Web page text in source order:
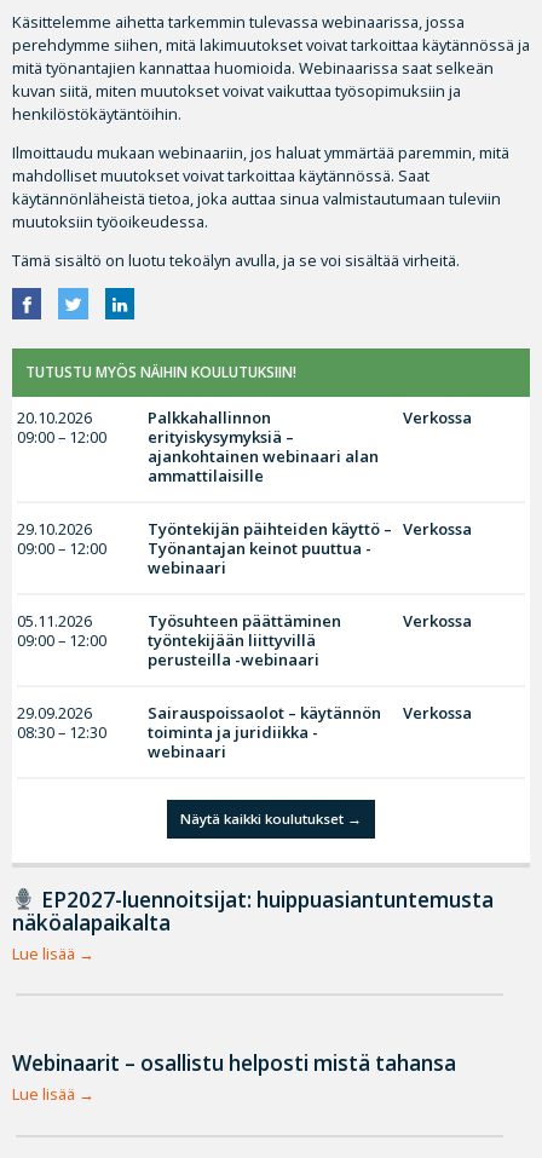
Käsittelemme aihetta tarkemmin tulevassa webinaarissa, jossa
perehdymme siihen, mitä lakimuutokset voivat tarkoittaa käytännössä ja
mitä työnantajien kannattaa huomioida. Webinaarissa saat selkeän
kuvan siitä, miten muutokset voivat vaikuttaa työsopimuksiin ja
henkilöstökäytäntöihin.
Ilmoittaudu mukaan webinaariin, jos haluat ymmärtää paremmin, mitä
mahdolliset muutokset voivat tarkoittaa käytännössä. Saat
käytännönläheistä tietoa, joka auttaa sinua valmistautumaan tuleviin
muutoksiin työoikeudessa.
Tämä sisältö on luotu tekoälyn avulla, ja se voi sisältää virheitä.
TUTUSTU MYÖS NÄIHIN KOULUTUKSIIN!
20.10.2026
09:00 – 12:00
Palkkahallinnon
erityiskysymyksiä –
ajankohtainen webinaari alan
ammattilaisille
Verkossa
29.10.2026
09:00 – 12:00
Työntekijän päihteiden käyttö –
Työnantajan keinot puuttua -
webinaari
Verkossa
05.11.2026
09:00 – 12:00
Työsuhteen päättäminen
työntekijään liittyvillä
perusteilla -webinaari
Verkossa
29.09.2026
08:30 – 12:30
Sairauspoissaolot – käytännön
toiminta ja juridiikka -
webinaari
Verkossa
Näytä kaikki koulutukset
EP2027-luennoitsijat: huippuasiantuntemusta
näköalapaikalta
Lue lisää
Webinaarit – osallistu helposti mistä tahansa
Lue lisää